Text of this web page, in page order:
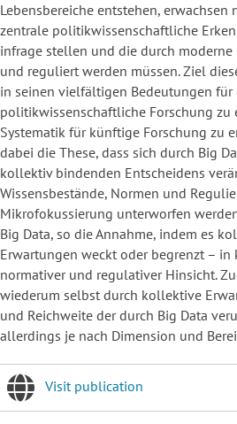
Lebensbereiche entstehen, erwachsen
zentrale politikwissenschaftliche
infrage stellen und die durch
und reguliert werden müssen. Ziel
in seinen vielfältigen Bedeutungen für
politikwissenschaftliche Forschung zu
Systematik für künftige Forschung zu
dabei die These, dass sich durch Big
kollektiv bindenden Entscheidens
Wissensbestände, Normen und
Mikrofokussierung unterworfen
Big Data, so die Annahme, indem es
Erwartungen weckt oder begrenzt –
normativer und regulativer Hinsicht.
wiederum selbst durch kollektive
und Reichweite der durch Big Data
allerdings je nach Dimension und
Visit publication